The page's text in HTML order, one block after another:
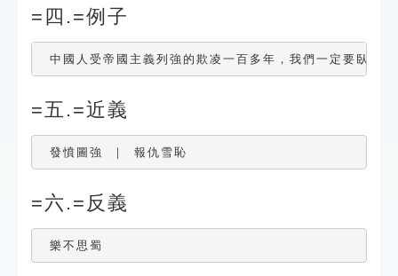
=四.=例子
中國人受帝國主義列強的欺凌一百多年，我們一定要臥薪
=五.=近義
發憤圖強 ｜ 報仇雪恥
=六.=反義
樂不思蜀